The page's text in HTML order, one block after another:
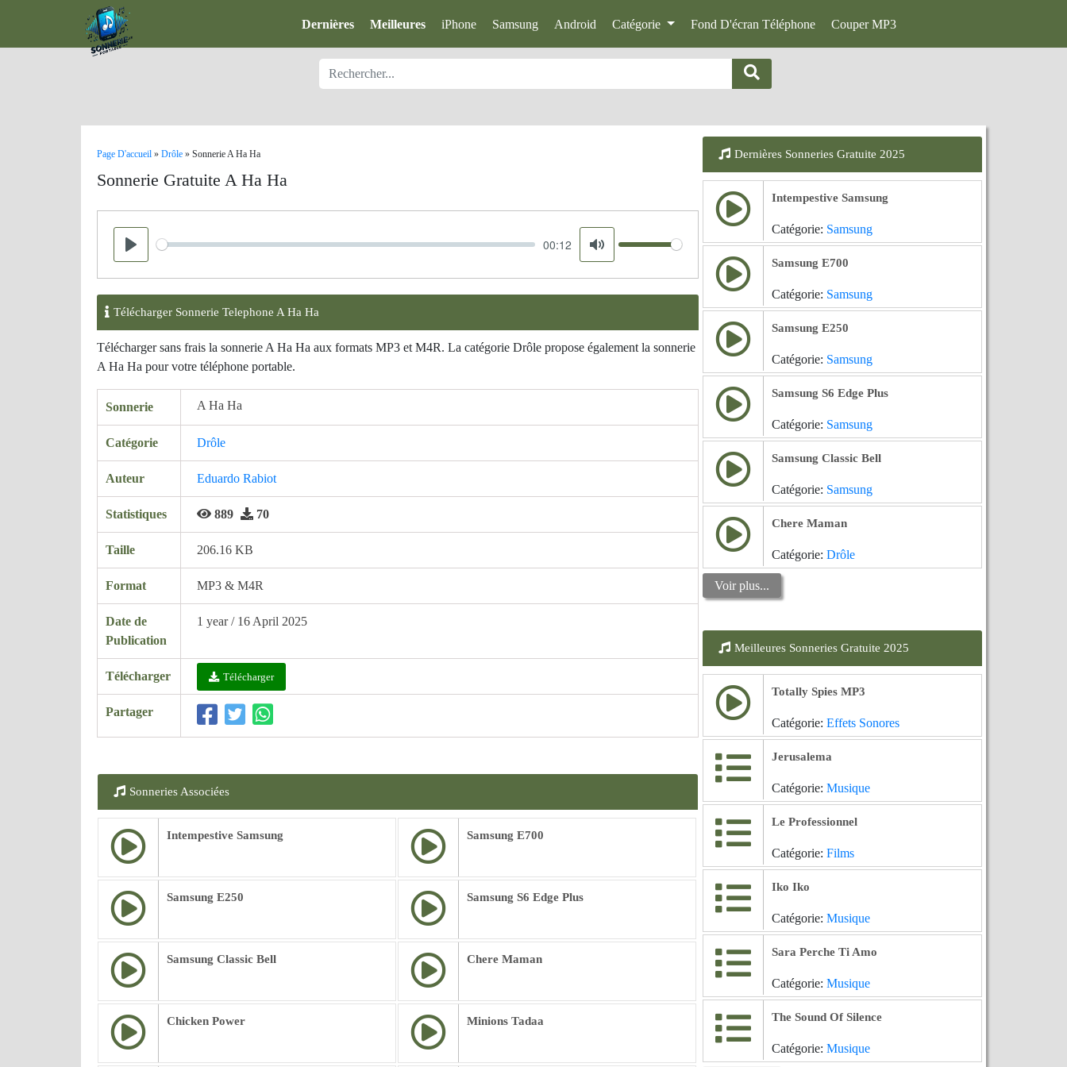
Dernières Meilleures iPhone Samsung Android Catégorie Fond D'écran Téléphone Couper MP3
Page D'accueil » Drôle » Sonnerie A Ha Ha
Sonnerie Gratuite A Ha Ha
Play
Seek 00:12
Mute
Volume
Télécharger Sonnerie Telephone A Ha Ha
Télécharger sans frais la sonnerie A Ha Ha aux formats MP3 et M4R. La catégorie Drôle propose également la sonnerie
A Ha Ha pour votre téléphone portable.
Sonnerie A Ha Ha
Catégorie Drôle
Auteur Eduardo Rabiot
Statistiques 889 70
Taille 206.16 KB
Format MP3 & M4R
Date de
Publication
1 year / 16 April 2025
Télécharger Télécharger
Partager
Sonneries Associées
Intempestive Samsung Samsung E700
Samsung E250 Samsung S6 Edge Plus
Samsung Classic Bell Chere Maman
Chicken Power Minions Tadaa
Dernières Sonneries Gratuite 2025
Intempestive Samsung
Catégorie: Samsung
Samsung E700
Catégorie: Samsung
Samsung E250
Catégorie: Samsung
Samsung S6 Edge Plus
Catégorie: Samsung
Samsung Classic Bell
Catégorie: Samsung
Chere Maman
Catégorie: Drôle
Voir plus...
Meilleures Sonneries Gratuite 2025
Totally Spies MP3
Catégorie: Effets Sonores
Jerusalema
Catégorie: Musique
Le Professionnel
Catégorie: Films
Iko Iko
Catégorie: Musique
Sara Perche Ti Amo
Catégorie: Musique
The Sound Of Silence
Catégorie: Musique